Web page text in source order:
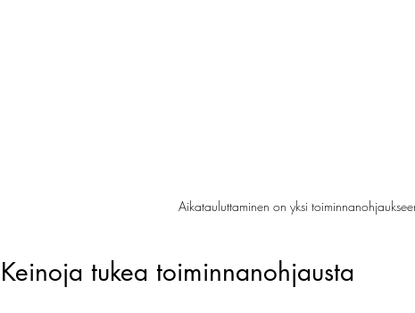
Aikatauluttaminen on yksi
Keinoja tukea toiminnanohjausta